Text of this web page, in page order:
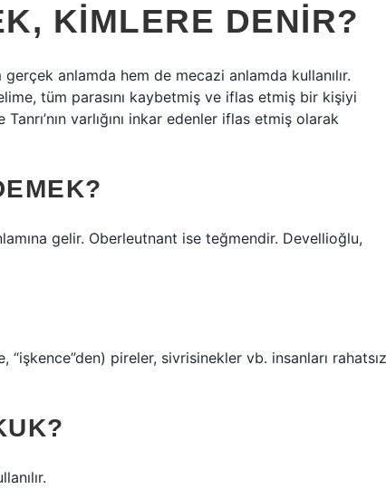
KIMLERE DENIR?
anlamda hem de mecazi anlamda kullanılır.
tüm parasını kaybetmiş ve iflas etmiş bir kişiyi
varlığını inkar edenler iflas etmiş olarak
gelir. Oberleutnant ise teğmendir. Devellioğlu,